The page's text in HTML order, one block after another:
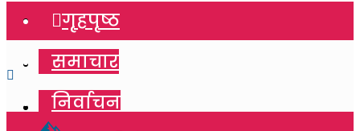
गृहपृष्ठ
समाचार
निर्वाचन
गृहपृष्ठ
समाचार
निर्वाचन